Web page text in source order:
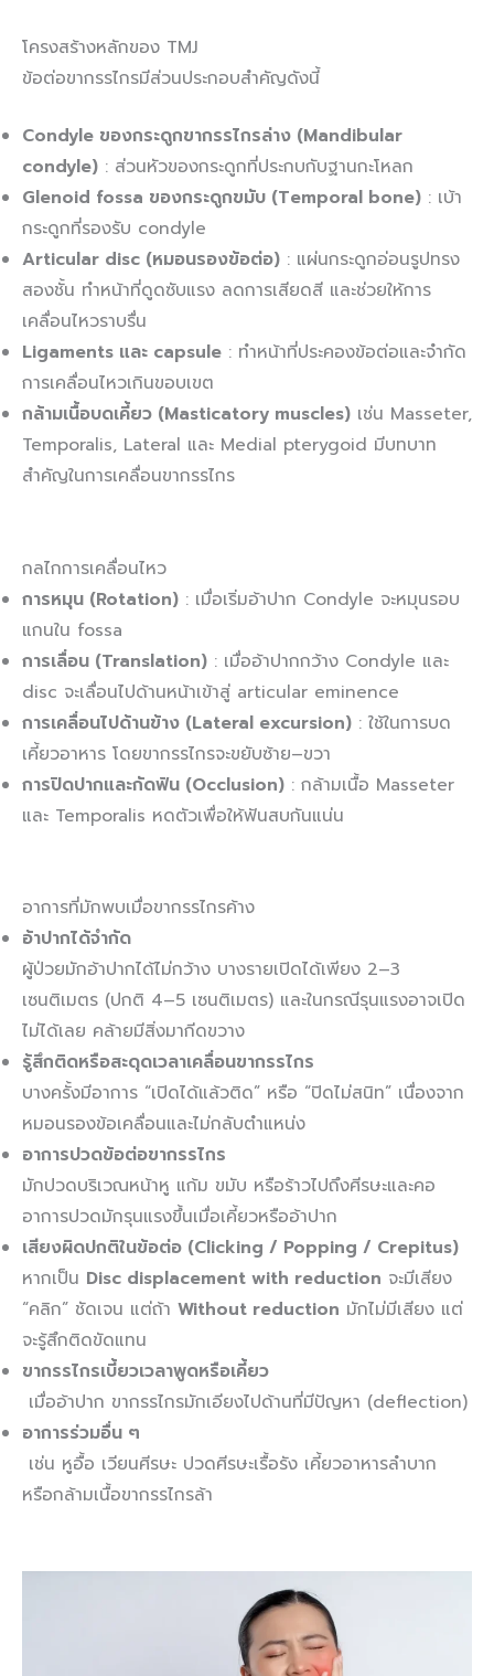
โครงสร้างหลักของ TMJ
ข้อต่อขากรรไกรมีส่วนประกอบสำคัญดังนี้
Condyle ของกระดูกขากรรไกรล่าง (Mandibular
condyle) : ส่วนหัวของกระดูกที่ประกบกับฐานกะโหลก
Glenoid fossa ของกระดูกขมับ (Temporal bone) : เบ้า
กระดูกที่รองรับ condyle
Articular disc (หมอนรองข้อต่อ) : แผ่นกระดูกอ่อนรูปทรง
สองชั้น ทำหน้าที่ดูดซับแรง ลดการเสียดสี และช่วยให้การ
เคลื่อนไหวราบรื่น
Ligaments และ capsule : ทำหน้าที่ประคองข้อต่อและจำกัด
การเคลื่อนไหวเกินขอบเขต
กล้ามเนื้อบดเคี้ยว (Masticatory muscles) เช่น Masseter,
Temporalis, Lateral และ Medial pterygoid มีบทบาท
สำคัญในการเคลื่อนขากรรไกร
กลไกการเคลื่อนไหว
การหมุน (Rotation) : เมื่อเริ่มอ้าปาก Condyle จะหมุนรอบ
แกนใน fossa
การเลื่อน (Translation) : เมื่ออ้าปากกว้าง Condyle และ
disc จะเลื่อนไปด้านหน้าเข้าสู่ articular eminence
การเคลื่อนไปด้านข้าง (Lateral excursion) : ใช้ในการบด
เคี้ยวอาหาร โดยขากรรไกรจะขยับซ้าย–ขวา
การปิดปากและกัดฟัน (Occlusion) : กล้ามเนื้อ Masseter
และ Temporalis หดตัวเพื่อให้ฟันสบกันแน่น
อาการที่มักพบเมื่อขากรรไกรค้าง
อ้าปากได้จำกัด
ผู้ป่วยมักอ้าปากได้ไม่กว้าง บางรายเปิดได้เพียง 2–3
เซนติเมตร (ปกติ 4–5 เซนติเมตร) และในกรณีรุนแรงอาจเปิด
ไม่ได้เลย คล้ายมีสิ่งมากีดขวาง
รู้สึกติดหรือสะดุดเวลาเคลื่อนขากรรไกร
บางครั้งมีอาการ “เปิดได้แล้วติด” หรือ “ปิดไม่สนิท” เนื่องจาก
หมอนรองข้อเคลื่อนและไม่กลับตำแหน่ง
อาการปวดข้อต่อขากรรไกร
มักปวดบริเวณหน้าหู แก้ม ขมับ หรือร้าวไปถึงศีรษะและคอ
อาการปวดมักรุนแรงขึ้นเมื่อเคี้ยวหรืออ้าปาก
เสียงผิดปกติในข้อต่อ (Clicking / Popping / Crepitus)
หากเป็น Disc displacement with reduction จะมีเสียง
“คลิก” ชัดเจน แต่ถ้า Without reduction มักไม่มีเสียง แต่
จะรู้สึกติดขัดแทน
ขากรรไกรเบี้ยวเวลาพูดหรือเคี้ยว
เมื่ออ้าปาก ขากรรไกรมักเอียงไปด้านที่มีปัญหา (deflection)
อาการร่วมอื่น ๆ
เช่น หูอื้อ เวียนศีรษะ ปวดศีรษะเรื้อรัง เคี้ยวอาหารลำบาก
หรือกล้ามเนื้อขากรรไกรล้า